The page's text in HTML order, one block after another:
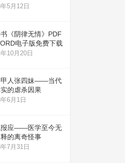
5月12日
《阴律无情》PDF
电子版免费下载
10月20日
甲人张四妹——当代
的虐杀因果
6月1日
报应——医学至今无
的离奇怪事
7月31日